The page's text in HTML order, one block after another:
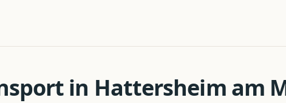
in Hattersheim am